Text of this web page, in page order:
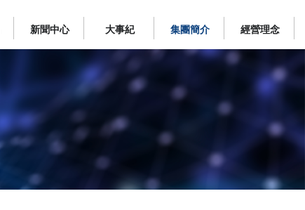
新聞中心 大事紀 集團簡介 經營理念